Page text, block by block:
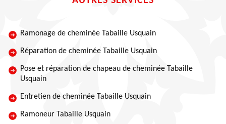
Ramonage de cheminée Tabaille Usquain
Réparation de cheminée Tabaille Usquain
Pose et réparation de chapeau de cheminée Tabaille
Usquain
Entretien de cheminée Tabaille Usquain
Ramoneur Tabaille Usquain